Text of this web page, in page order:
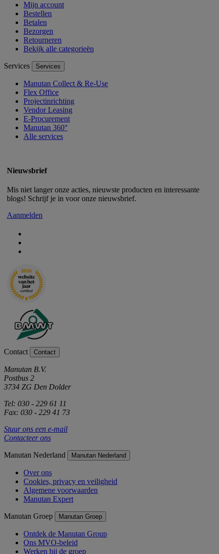
Mijn account
Bestellen
Betalen
Bezorgen
Retourneren
Bekijk alle categorieën
Services Services
Manutan Collect & Re-Use
Flex Office
Projectinrichting
Vendor Leasing
E-Procurement
Manutan 360°
Alle services
Nieuwsbrief
Mis niet langer onze acties, nieuwste producten en interessante
blogs! Schrijf je in voor onze nieuwsbrief.
Aanmelden
Contact Contact
Manutan B.V.
Postbus 2
3734 ZG Den Dolder
Tel: 030 - 229 61 11
Fax: 030 - 229 41 73
Stuur ons een e-mail
Contacteer ons
Manutan Nederland Manutan Nederland
Over ons
Cookies, privacy en veiligheid
Algemene voorwaarden
Manutan Expert
Manutan Groep Manutan Groep
Ontdek de Manutan Group
Ons MVO-beleid
Werken bij de groep